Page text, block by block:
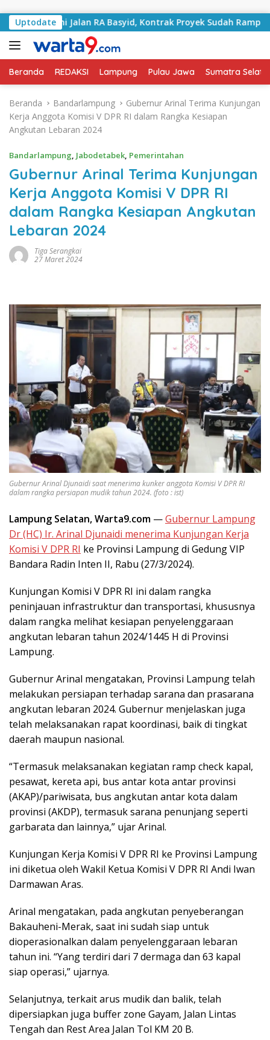
Uptodate
Jalan RA Basyid, Kontrak Proyek Sudah Rampung
Beranda REDAKSI Lampung Pulau Jawa Sumatra
Beranda Bandarlampung
Gubernur Arinal Terima Kunjungan
Kerja Anggota Komisi V DPR RI dalam Rangka Kesiapan
Angkutan Lebaran 2024
Bandarlampung, Jabodetabek, Pemerintahan
Gubernur Arinal Terima Kunjungan
Kerja Anggota Komisi V DPR RI
dalam Rangka Kesiapan Angkutan
Lebaran 2024
Tiga Serangkai
27 Maret 2024
Gubernur Arinal Djunaidi saat menerima kunker anggota Komisi V DPR RI
dalam rangka persiapan mudik tahun 2024. (foto : ist)
Lampung Selatan, Warta9.com —Gubernur Lampung
Dr (HC) Ir. Arinal Djunaidi menerima Kunjungan Kerja
Komisi V DPR RI ke Provinsi Lampung di Gedung VIP
Bandara Radin Inten II, Rabu (27/3/2024).
Kunjungan Komisi V DPR RI ini dalam rangka
peninjauan infrastruktur dan transportasi, khususnya
dalam rangka melihat kesiapan penyelenggaraan
angkutan lebaran tahun 2024/1445 H di Provinsi
Lampung.
Gubernur Arinal mengatakan, Provinsi Lampung telah
melakukan persiapan terhadap sarana dan prasarana
angkutan lebaran 2024. Gubernur menjelaskan juga
telah melaksanakan rapat koordinasi, baik di tingkat
daerah maupun nasional.
“Termasuk melaksanakan kegiatan ramp check kapal,
pesawat, kereta api, bus antar kota antar provinsi
(AKAP)/pariwisata, bus angkutan antar kota dalam
provinsi (AKDP), termasuk sarana penunjang seperti
garbarata dan lainnya,” ujar Arinal.
Kunjungan Kerja Komisi V DPR RI ke Provinsi Lampung
ini diketua oleh Wakil Ketua Komisi V DPR RI Andi Iwan
Darmawan Aras.
Arinal mengatakan, pada angkutan penyeberangan
Bakauheni-Merak, saat ini sudah siap untuk
dioperasionalkan dalam penyelenggaraan lebaran
tahun ini. “Yang terdiri dari 7 dermaga dan 63 kapal
siap operasi,” ujarnya.
Selanjutnya, terkait arus mudik dan balik, telah
dipersiapkan juga buffer zone Gayam, Jalan Lintas
Tengah dan Rest Area Jalan Tol KM 20 B.